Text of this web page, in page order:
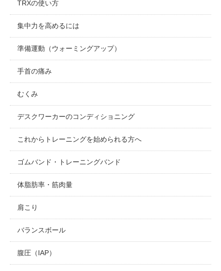
TRXの使い方
集中力を高めるには
準備運動（ウォーミングアップ）
手首の痛み
むくみ
デスクワーカーのコンディショニング
これからトレーニングを始められる方へ
ゴムバンド・トレーニングバンド
体脂肪率・筋肉量
肩こり
バランスボール
腹圧（IAP）